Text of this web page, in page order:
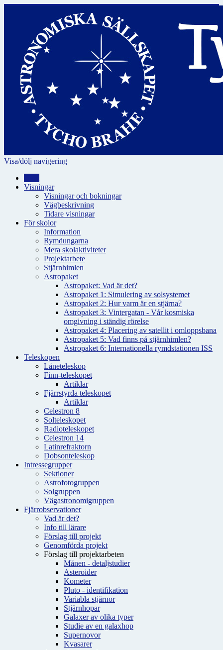
Visa/dölj navigering
Visningar
Visningar och bokningar
Vägbeskrivning
Tidare visningar
För skolor
Information
Rymdungarna
Mera skolaktiviteter
Projektarbete
Stjärnhimlen
Astropaket
Astropaket: Vad är det?
Astropaket 1: Simulering av solsystemet
Astropaket 2: Hur varm är en stjärna?
Astropaket 3: Vintergatan - Vår kosmiska
omgivning i ständig rörelse
Astropaket 4: Placering av satellit i omloppsbana
Astropaket 5: Vad finns på stjärnhimlen?
Astropaket 6: Internationella rymdstationen ISS
Teleskopen
Låneteleskop
Finn-teleskopet
Artiklar
Fjärrstyrda teleskopet
Artiklar
Celestron 8
Solteleskopet
Radioteleskopet
Celestron 14
Latinrefraktorn
Dobsonteleskop
Intressegrupper
Sektioner
Astrofotogruppen
Solgruppen
Vägastronomigruppen
Fjärrobservationer
Vad är det?
Info till lärare
Förslag till projekt
Genomförda projekt
Förslag till projektarbeten
Månen - detaljstudier
Asteroider
Kometer
Pluto - identifikation
Variabla stjärnor
Stjärnhopar
Galaxer av olika typer
Studie av en galaxhop
Supernovor
Kvasarer